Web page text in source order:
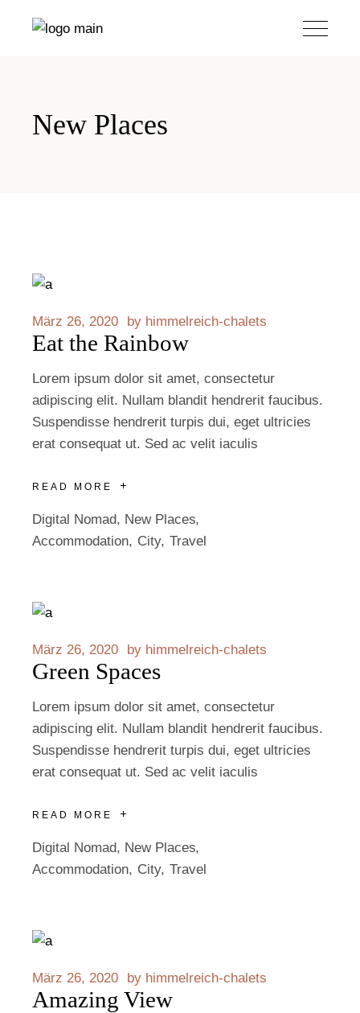
New Places
März 26, 2020 by himmelreich-chalets
Eat the Rainbow
Lorem ipsum dolor sit amet, consectetur
adipiscing elit. Nullam blandit hendrerit faucibus.
Suspendisse hendrerit turpis dui, eget ultricies
erat consequat ut. Sed ac velit iaculis
READ MORE
Digital Nomad, New Places
Accommodation
City Travel
März 26, 2020 by himmelreich-chalets
Green Spaces
Lorem ipsum dolor sit amet, consectetur
adipiscing elit. Nullam blandit hendrerit faucibus.
Suspendisse hendrerit turpis dui, eget ultricies
erat consequat ut. Sed ac velit iaculis
READ MORE
Digital Nomad, New Places
Accommodation
City Travel
März 26, 2020 by himmelreich-chalets
Amazing View